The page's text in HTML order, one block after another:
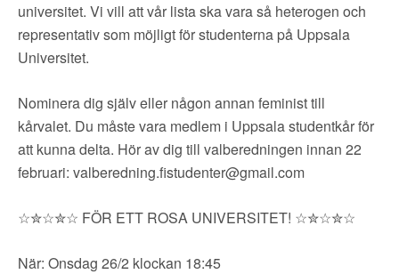
universitet. Vi vill att vår lista ska vara så heterogen och
representativ som möjligt för studenterna på Uppsala
Universitet.
Nominera dig själv eller någon annan feminist till
kårvalet. Du måste vara medlem i Uppsala studentkår för
att kunna delta. Hör av dig till valberedningen innan 22
februari: valberedning.fistudenter@gmail.com
☆✮☆✮☆ FÖR ETT ROSA UNIVERSITET! ☆✮☆✮☆
När: Onsdag 26/2 klockan 18:45